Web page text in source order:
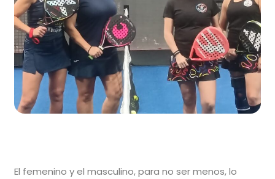
El femenino y el masculino, para no ser menos, lo